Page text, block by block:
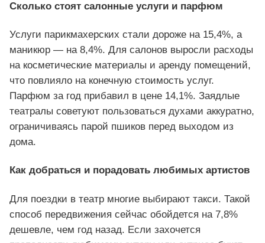
Сколько стоят салонные услуги и парфюм
Услуги парикмахерских стали дороже на 15,4%, а
маникюр — на 8,4%. Для салонов выросли расходы
на косметические материалы и аренду помещений,
что повлияло на конечную стоимость услуг.
Парфюм за год прибавил в цене 14,1%. Заядлые
театралы советуют пользоваться духами аккуратно,
ограничиваясь парой пшиков перед выходом из
дома.
Как добраться и порадовать любимых артистов
Для поездки в театр многие выбирают такси. Такой
способ передвижения сейчас обойдется на 7,8%
дешевле, чем год назад. Если захочется